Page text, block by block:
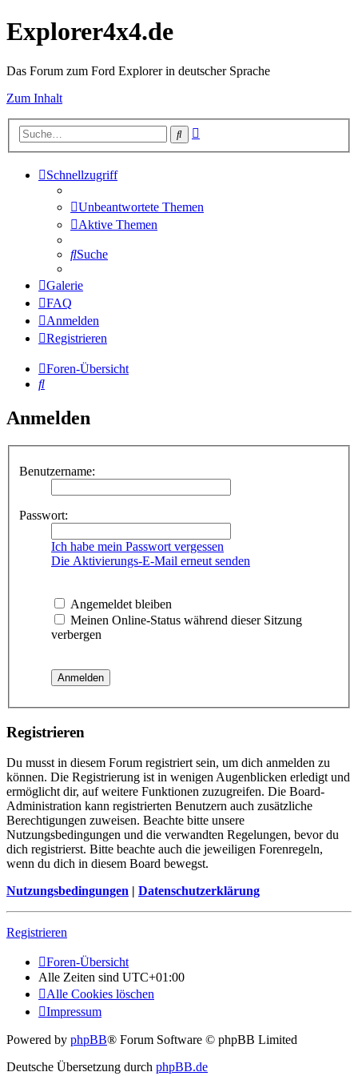
Explorer4x4.de
Das Forum zum Ford Explorer in deutscher Sprache
Zum Inhalt
Suche
Schnellzugriff
Unbeantwortete Themen
Aktive Themen
Suche
Galerie
FAQ
Anmelden
Registrieren
Foren-Übersicht
Suche
Anmelden
Benutzername:
Passwort:
Ich habe mein Passwort vergessen
Die Aktivierungs-E-Mail erneut senden
Angemeldet bleiben
Meinen Online-Status während dieser Sitzung
verbergen
Registrieren
Du musst in diesem Forum registriert sein, um dich anmelden zu
können. Die Registrierung ist in wenigen Augenblicken erledigt und
ermöglicht dir, auf weitere Funktionen zuzugreifen. Die Board-
Administration kann registrierten Benutzern auch zusätzliche
Berechtigungen zuweisen. Beachte bitte unsere
Nutzungsbedingungen und die verwandten Regelungen, bevor du
dich registrierst. Bitte beachte auch die jeweiligen Forenregeln,
wenn du dich in diesem Board bewegst.
Nutzungsbedingungen | Datenschutzerklärung
Registrieren
Foren-Übersicht
Alle Zeiten sind UTC+01:00
Alle Cookies löschen
Impressum
Powered by phpBB® Forum Software © phpBB Limited
Deutsche Übersetzung durch phpBB.de